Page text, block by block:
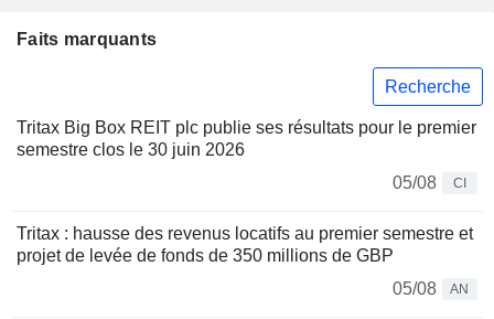
Faits marquants
Recherche
Tritax Big Box REIT plc publie ses résultats pour le premier
semestre clos le 30 juin 2026
05/08
CI
Tritax : hausse des revenus locatifs au premier semestre et
projet de levée de fonds de 350 millions de GBP
05/08
AN